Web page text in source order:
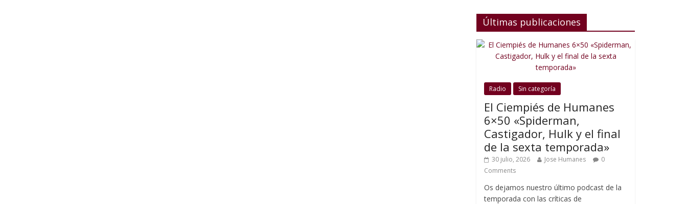
Últimas publicaciones
Radio Sin categoría
El Ciempiés de Humanes
6×50 «Spiderman,
Castigador, Hulk y el final
de la sexta temporada»
30 julio, 2026 Jose Humanes
0
Comments
Os dejamos nuestro último podcast de la
temporada con las críticas de